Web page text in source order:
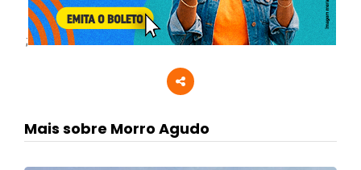
;
Mais sobre Morro Agudo